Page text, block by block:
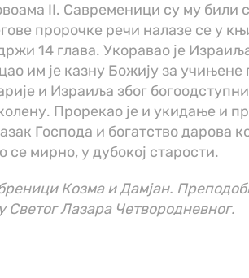
II. Савременици су му били
пророчке речи налазе се у
14 глава. Укоравао је
им је казну Божију за учињене
и Израиља због
Прорекао је и укидање и
Господа и богатство дарова
се мирно, у дубокој старости.
Козма и Дамјан.
Лазара Четвородневног.